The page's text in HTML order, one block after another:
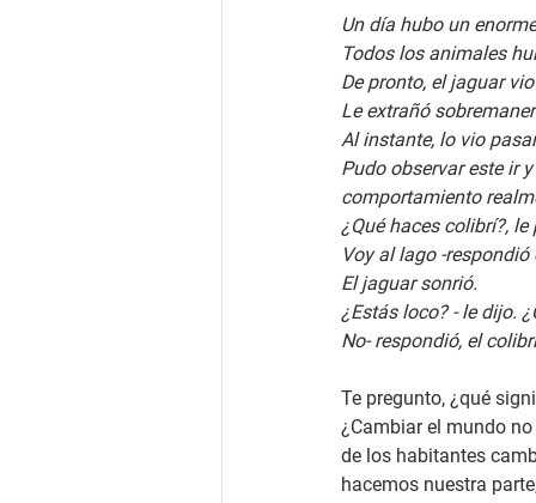
Un día hubo un
Todos los animales
De pronto, el jaguar
Le extrañó
Al instante, lo vio
Pudo observar este ir
comportamiento
¿Qué haces colibrí?, le
Voy al lago -
El jaguar sonrió.
¿Estás loco? - le dijo.
No- respondió, el
Te pregunto, ¿qué
¿Cambiar el mundo
de los habitantes
hacemos nuestra